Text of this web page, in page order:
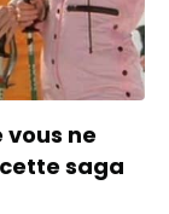
vous ne
saga